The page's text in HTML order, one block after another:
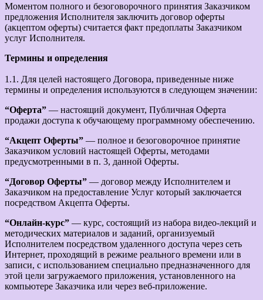
Моментом полного и безоговорочного принятия Заказчиком
предложения Исполнителя заключить договор оферты
(акцептом оферты) считается факт предоплаты Заказчиком
услуг Исполнителя.
Термины и определения
1.1. Для целей настоящего Договора, приведенные ниже
термины и определения используются в следующем значении:
“Оферта” — настоящий документ, Публичная Оферта
продажи доступа к обучающему программному обеспечению.
“Акцепт Оферты” — полное и безоговорочное принятие
Заказчиком условий настоящей Оферты, методами
предусмотренными в п. 3, данной Оферты.
“Договор Оферты” — договор между Исполнителем и
Заказчиком на предоставление Услуг который заключается
посредством Акцепта Оферты.
“Онлайн-курс” — курс, состоящий из набора видео-лекций и
методических материалов и заданий, организуемый
Исполнителем посредством удаленного доступа через сеть
Интернет, проходящий в режиме реального времени или в
записи, с использованием специально предназначенного для
этой цели загружаемого приложения, установленного на
компьютере Заказчика или через веб-приложение.